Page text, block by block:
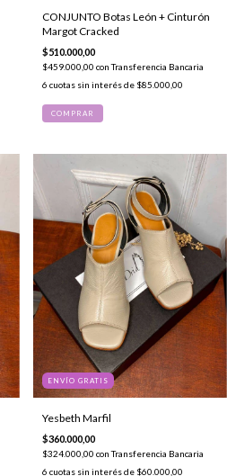
CONJUNTO Botas León + Cinturón
Margot Cracked
$510.000,00
$459.000,00 con Transferencia Bancaria
6 cuotas sin interés de $85.000,00
COMPRAR
ENVÍO GRATIS
Yesbeth Marfil
$360.000,00
$324.000,00 con Transferencia Bancaria
6 cuotas sin interés de $60.000,00